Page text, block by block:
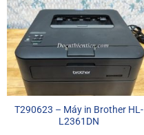
T290623 – Máy in Brother HL-
L2361DN